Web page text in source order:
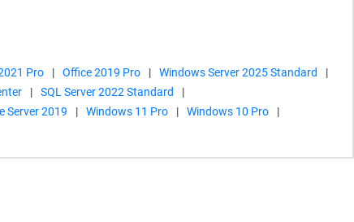
Pro | Office 2019 Pro | Windows Server 2025 Standard
|
| SQL Server 2022 Standard
|
Server 2019 | Windows 11 Pro | Windows 10 Pro
|